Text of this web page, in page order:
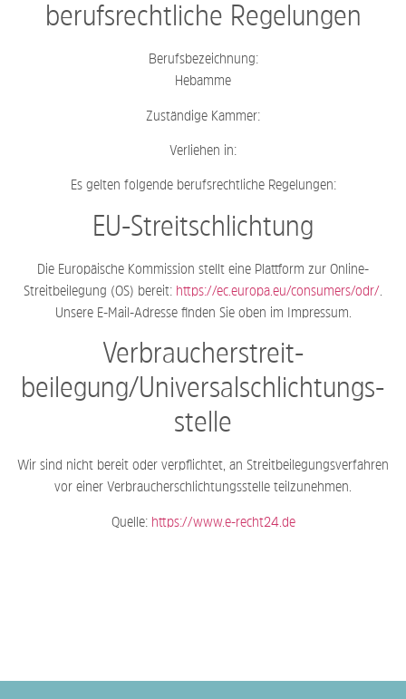
berufsrechtliche Regelungen
Berufsbezeichnung:
Hebamme
Zuständige Kammer:
Verliehen in:
Es gelten folgende berufsrechtliche Regelungen:
EU-Streitschlichtung
Die Europäische Kommission stellt eine Plattform zur Online-
Streitbeilegung (OS) bereit: https://ec.europa.eu/consumers/odr/
Unsere E-Mail-Adresse finden Sie oben im Impressum.
Verbraucher­streit­
beilegung/Universal­schlichtungs­
stelle
Wir sind nicht bereit oder verpflichtet, an Streitbeilegungsverfahren
vor einer Verbraucherschlichtungsstelle teilzunehmen.
Quelle: https://www.e-recht24.de